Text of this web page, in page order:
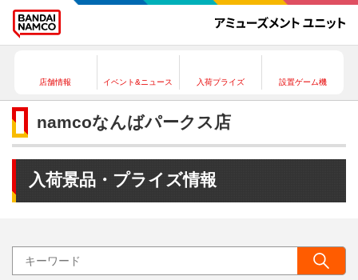
店舗情報 イベント&ニュース 入荷プライズ 設置ゲーム機
namcoなんばパークス店
入荷景品・プライズ情報